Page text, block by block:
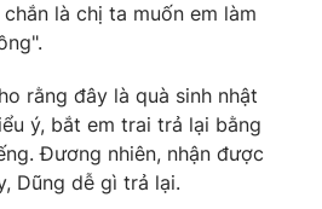
Podcast
là chị ta muốn em làm
rằng đây là quà sinh nhật
ý, bắt em trai trả lại bằng
Đương nhiên, nhận được
Dũng dễ gì trả lại.